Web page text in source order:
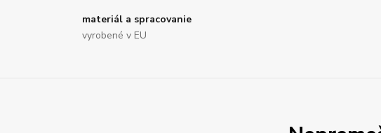
materiál a spracovanie
vyrobené v EU